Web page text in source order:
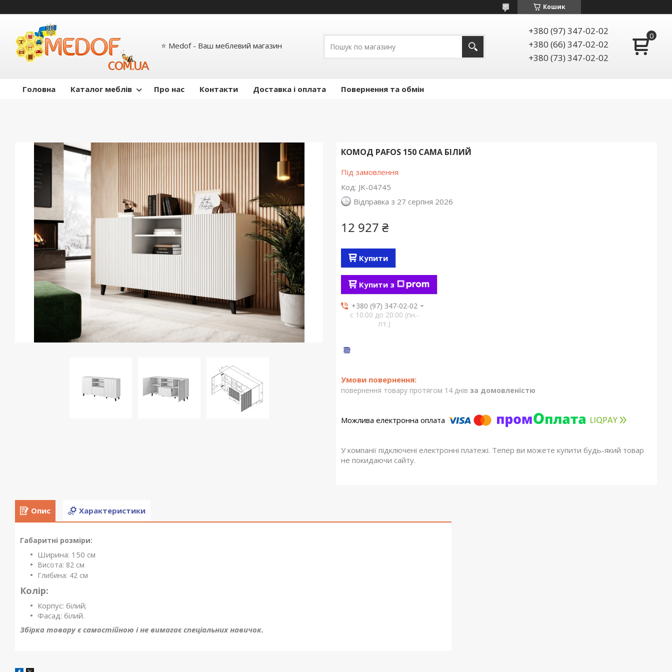
Кошик
⭐ Medof - Ваш меблевий магазин
+380 (97) 347-02-02
+380 (66) 347-02-02
+380 (73) 347-02-02
Головна Каталог меблів Про нас Контакти Доставка і оплата Повернення та обмін
КОМОД PAFOS 150 CAMA БІЛИЙ
Під замовлення
Код: JK-04745
Відправка з 27 серпня 2026
12 927 ₴
Купити
Купити з
+380 (97) 347-02-02
с 10:00 до 20:00 (пн.-
пт.)
повернення товару протягом 14 днів за домовленістю
У компанії підключені електронні платежі. Тепер ви можете купити будь-який товар
не покидаючи сайту.
Опис Характеристики
Габаритні розміри:
Ширина: 150 см
Висота: 82 см
Глибина: 42 см
Колір:
Корпус: білий;
Фасад: білий.
Збірка товару є самостійною і не вимагає спеціальних навичок.